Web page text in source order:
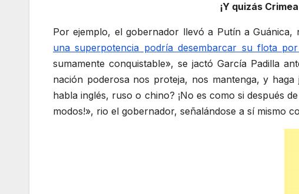
¡Y quizás
Por ejemplo, el gobernador llevó a Putín a
una superpotencia podría desembarcar su flota
sumamente conquistable», se jactó García Padilla
nación poderosa nos proteja, nos mantenga, y
habla inglés, ruso o chino? ¡No es como si después
modos!», rio el gobernador, señalándose a sí mismo